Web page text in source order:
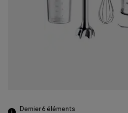
Dernier 6 éléments